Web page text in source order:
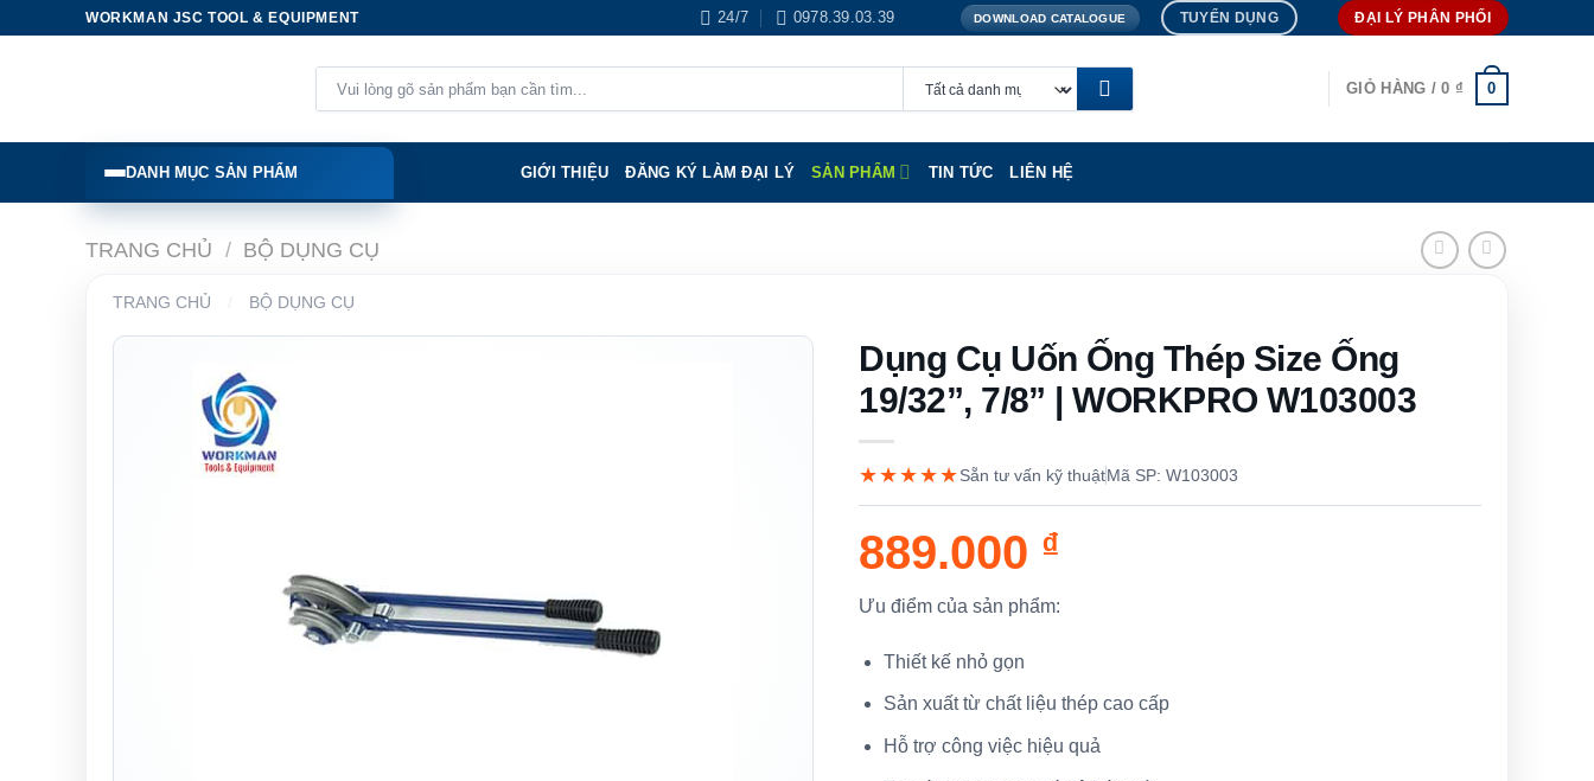
WORKMAN JSC TOOL & EQUIPMENT 24/7 0978.39.03.39 DOWNLOAD CATALOGUE TUYỂN DỤNG ĐẠI LÝ PHÂN PHỐI
kiếm:
GIỎ HÀNG /0 ₫ 0
DANH MỤC SẢN PHẨM GIỚI THIỆU ĐĂNG KÝ LÀM ĐẠI LÝ SẢN PHẨM TIN TỨC LIÊN HỆ
TRANG CHỦ / BỘ DỤNG CỤ
TRANG CHỦ BỘ DỤNG CỤ
Dụng Cụ Uốn Ống Thép Size Ống
19/32”, 7/8” | WORKPRO W103003
★★★★★Sẵn tư vấn kỹ thuậtMã SP: W103003
889.000 ₫
Ưu điểm của sản phẩm:
Thiết kế nhỏ gọn
Sản xuất từ chất liệu thép cao cấp
Hỗ trợ công việc hiệu quả